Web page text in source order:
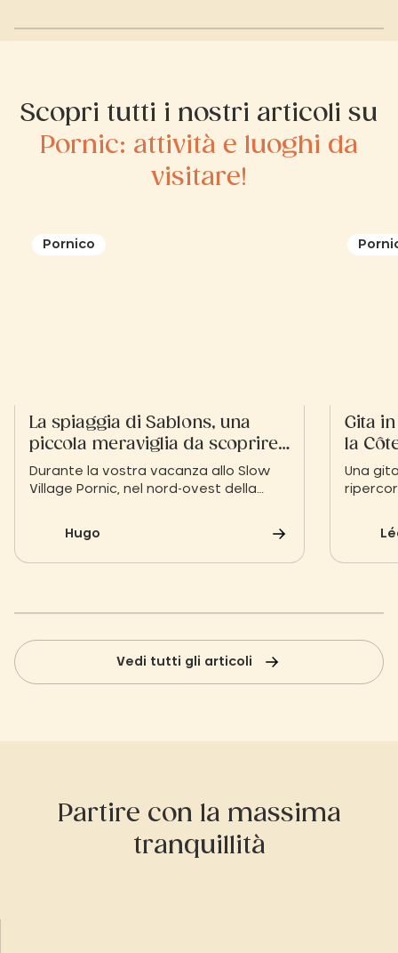
Scopri tutti i nostri articoli su
Pornic: attività e luoghi da
visitare!
Pornico
La spiaggia di Sablons, una
piccola meraviglia da scoprire
a Pornic
Durante la vostra vacanza allo Slow
Village Pornic, nel nord-ovest della
questo angolo della regione Loira-
Atlantica (Pays de la Loire), in
Hugo
Gita
la
Una
pieni di
Vedi tutti gli articoli
Partire con la massima
tranquillità